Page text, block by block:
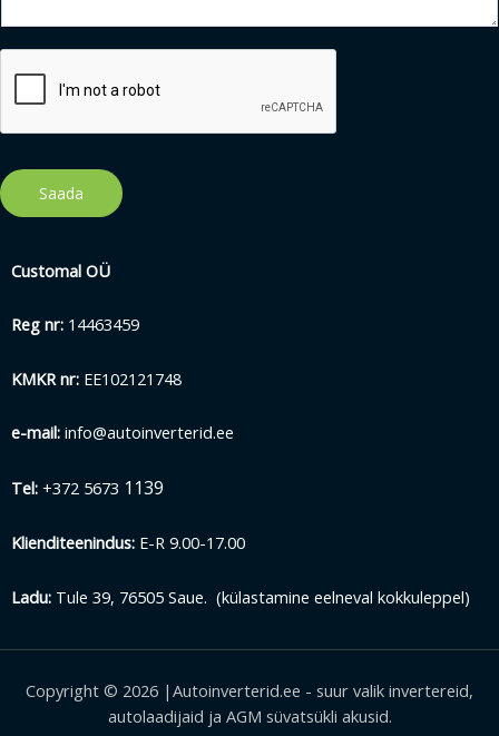
Saada
Customal OÜ
Reg nr: 14463459
KMKR nr: EE102121748
e-mail: info@autoinverterid.ee
Tel: +372 5673 1139
Klienditeenindus: E-R 9.00-17.00
Ladu: Tule 39, 76505 Saue. (külastamine eelneval kokkuleppel)
Copyright © 2026 |Autoinverterid.ee - suur valik invertereid,
autolaadijaid ja AGM süvatsükli akusid.